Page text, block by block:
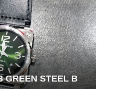
GREEN STEEL B